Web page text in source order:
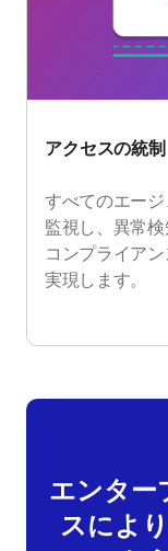
アクセスの統制
すべてのエー
監視し、異常
コンプライア
実現します。
エンター
スによ